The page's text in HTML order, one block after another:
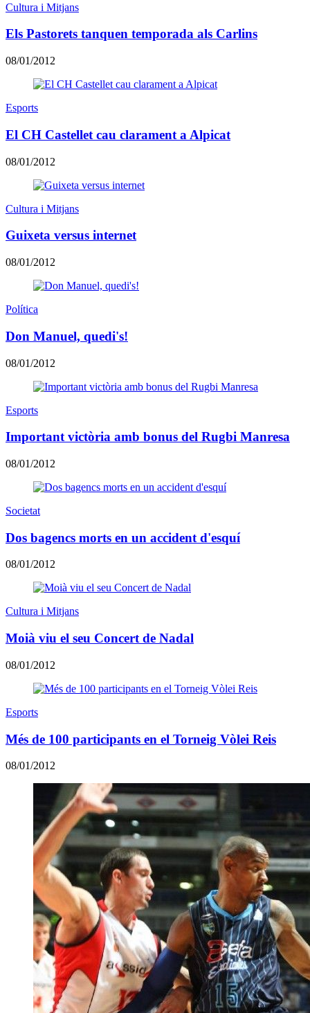
Cultura i Mitjans
Els Pastorets tanquen temporada als Carlins
08/01/2012
Esports
El CH Castellet cau clarament a Alpicat
08/01/2012
Cultura i Mitjans
Guixeta versus internet
08/01/2012
Política
Don Manuel, quedi's!
08/01/2012
Esports
Important victòria amb bonus del Rugbi Manresa
08/01/2012
Societat
Dos bagencs morts en un accident d'esquí
08/01/2012
Cultura i Mitjans
Moià viu el seu Concert de Nadal
08/01/2012
Esports
Més de 100 participants en el Torneig Vòlei Reis
08/01/2012